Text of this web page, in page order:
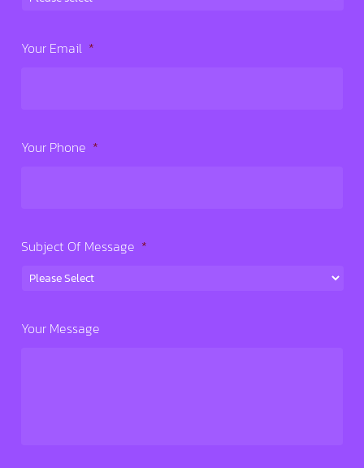
Your Email *
Your Phone *
Subject Of Message *
Your Message